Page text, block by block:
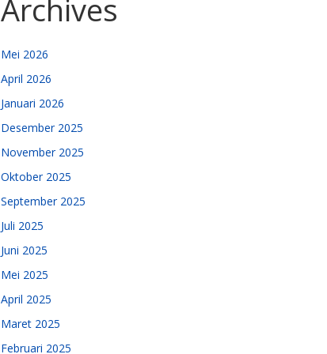
Archives
Mei 2026
April 2026
Januari 2026
Desember 2025
November 2025
Oktober 2025
September 2025
Juli 2025
Juni 2025
Mei 2025
April 2025
Maret 2025
Februari 2025